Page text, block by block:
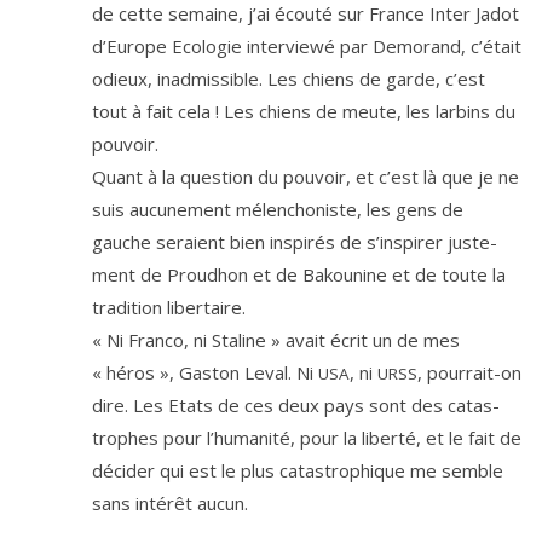
de cette semaine, j’ai écou­té sur France Inter Jadot
d’Europe Ecologie inter­viewé par Demorand, c’é­tait
odieux, inad­mis­sible. Les chiens de garde, c’est
tout à fait cela ! Les chiens de meute, les lar­bins du
pouvoir.
Quant à la ques­tion du pou­voir, et c’est là que je ne
suis aucu­ne­ment mélen­cho­niste, les gens de
gauche seraient bien ins­pi­rés de s’ins­pi­rer jus­te­
ment de Proudhon et de Bakounine et de toute la
tra­di­tion libertaire.
« Ni Franco, ni Staline » avait écrit un de mes
« héros », Gaston Leval. Ni USA, ni URSS, pour­rait-on
dire. Les Etats de ces deux pays sont des catas­
trophes pour l’hu­ma­ni­té, pour la liber­té, et le fait de
déci­der qui est le plus catas­tro­phique me semble
sans inté­rêt aucun.